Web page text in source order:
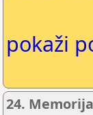
pokaži
24.